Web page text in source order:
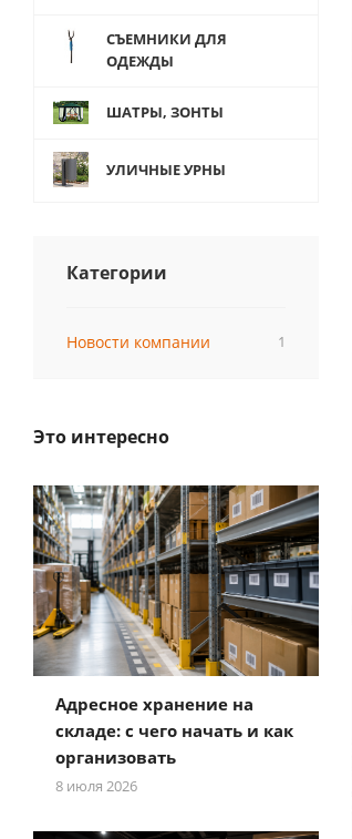
СЪЕМНИКИ ДЛЯ
ОДЕЖДЫ
ШАТРЫ, ЗОНТЫ
УЛИЧНЫЕ УРНЫ
Категории
Новости компании 1
Это интересно
Адресное хранение на
складе: с чего начать и как
организовать
8 июля 2026